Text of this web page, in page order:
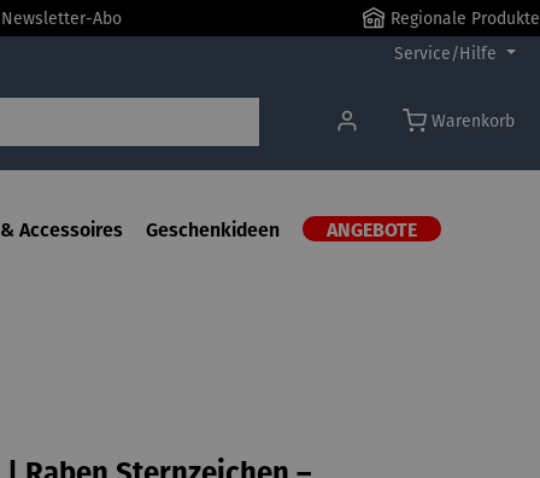
Abo
Regionale Produkte
Service/Hilfe
Warenkorb
Accessoires Geschenkideen ANGEBOTE